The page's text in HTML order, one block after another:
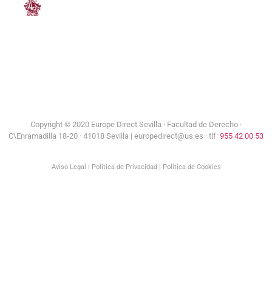
Aviso Legal| Política de Privacidad Política de Cookies